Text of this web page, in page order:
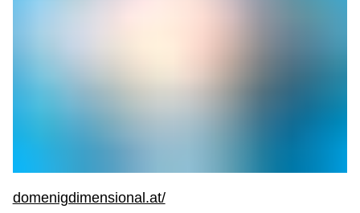
domenigdimensional.at/